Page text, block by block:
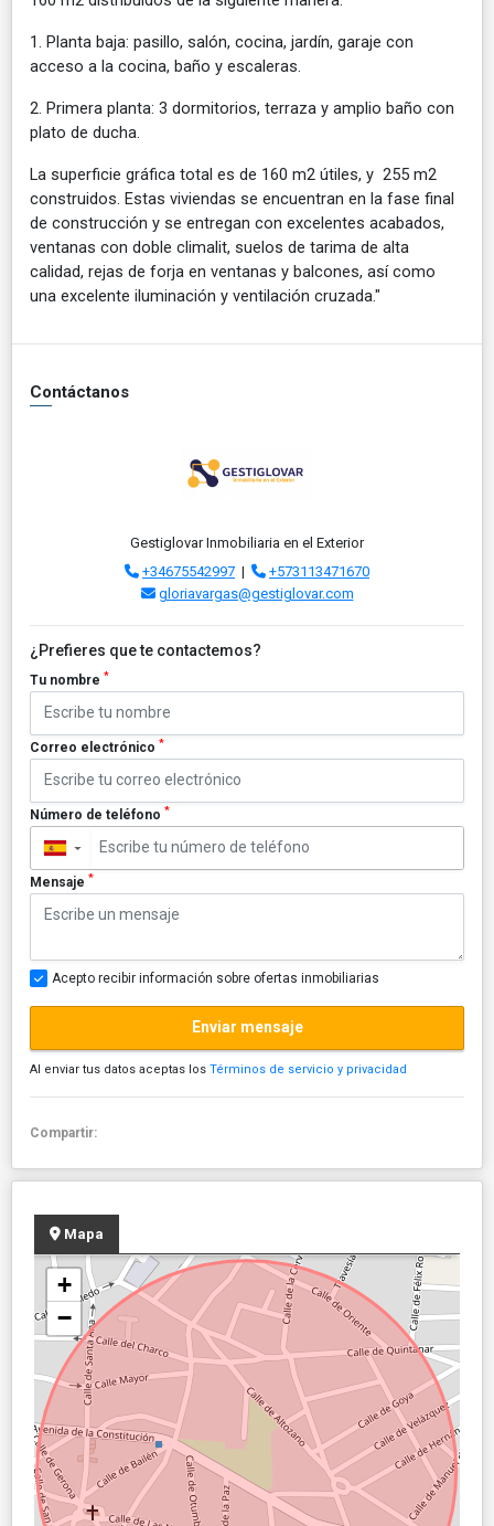
1. Planta baja: pasillo, salón, cocina, jardín, garaje con
acceso a la cocina, baño y escaleras.
2. Primera planta: 3 dormitorios, terraza y amplio baño con
plato de ducha.
La superficie gráfica total es de 160 m2 útiles, y 255 m2
construidos. Estas viviendas se encuentran en la fase final
de construcción y se entregan con excelentes acabados,
ventanas con doble climalit, suelos de tarima de alta
calidad, rejas de forja en ventanas y balcones, así como
una excelente iluminación y ventilación cruzada."
Contáctanos
Gestiglovar Inmobiliaria en el Exterior
+34675542997 |
+573113471670
gloriavargas@gestiglovar.com
¿Prefieres que te contactemos?
Tu nombre *
Correo electrónico *
Número de teléfono *
▼
Mensaje *
Acepto recibir información sobre ofertas inmobiliarias
Enviar mensaje
Al enviar tus datos aceptas los Términos de servicio y privacidad
Compartir:
Mapa
+
−